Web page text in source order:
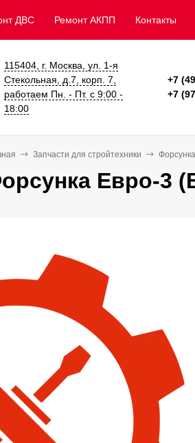
ДВС Ремонт АКПП Контакты
115404, г. Москва, ул. 1-я
Стекольная, д.7, корп. 7,
работаем Пн. - Пт. с 9:00 -
18:00
+7
+7
Запчасти для стройтехники
Евро-3